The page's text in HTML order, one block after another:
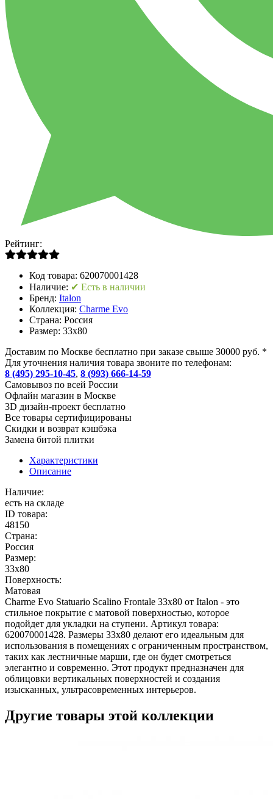
Рейтинг:
Код товара: 620070001428
Наличие: ✔ Есть в наличии
Бренд: Italon
Коллекция: Charme Evo
Страна: Россия
Размер: 33x80
Доставим по Москве бесплатно при заказе свыше 30000 руб. *
Для уточнения наличия товара звоните по телефонам:
8 (495) 295-10-45, 8 (993) 666-14-59
Cамовывоз по всей России
Офлайн магазин в Москве
3D дизайн-проект бесплатно
Все товары сертифицированы
Скидки и возврат кэшбэка
Замена битой плитки
Характеристики
Описание
Наличие:
есть на складе
ID товара:
48150
Страна:
Россия
Размер:
33x80
Поверхность:
Матовая
Charme Evo Statuario Scalino Frontale 33х80 от Italon - это
стильное покрытие с матовой поверхностью, которое
подойдет для укладки на ступени. Артикул товара:
620070001428. Размеры 33х80 делают его идеальным для
использования в помещениях с ограниченным пространством,
таких как лестничные марши, где он будет смотреться
элегантно и современно. Этот продукт предназначен для
облицовки вертикальных поверхностей и создания
изысканных, ультрасовременных интерьеров.
Другие товары этой коллекции